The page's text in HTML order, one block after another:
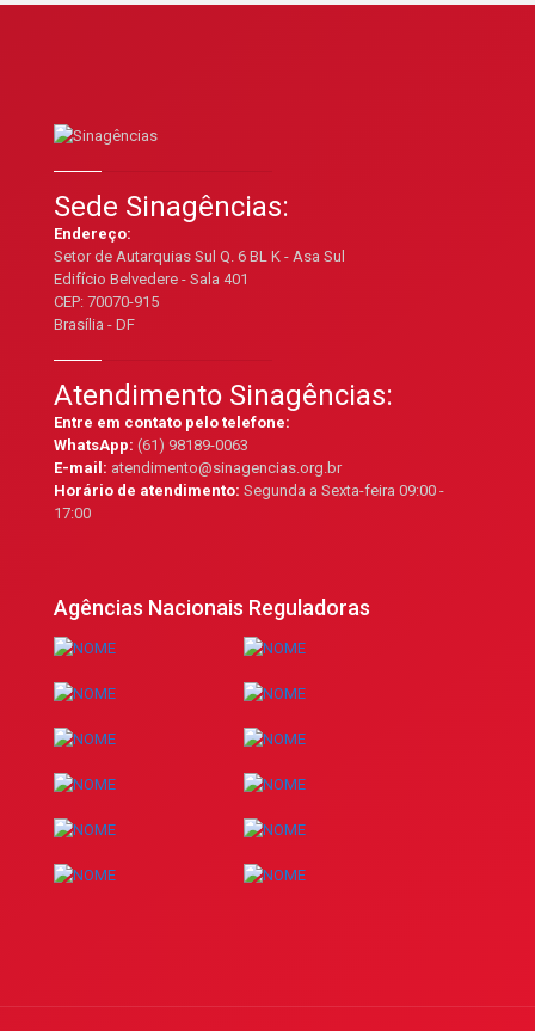
Sede Sinagências:
Endereço:
Setor de Autarquias Sul Q. 6 BL K - Asa Sul
Edifício Belvedere - Sala 401
CEP: 70070-915
Brasília - DF
Atendimento Sinagências:
Entre em contato pelo telefone:
WhatsApp: (61) 98189-0063
E-mail: atendimento@sinagencias.org.br
Horário de atendimento: Segunda a Sexta-feira 09:00 -
17:00
Agências Nacionais Reguladoras